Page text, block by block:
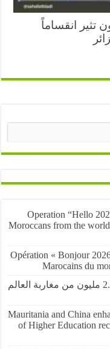
انقساماً
Operation
Moroccans from
Opération «
Marocains
2026”.. دخول أكثر من 2.74 مليون من مغاربة العالم
Mauritania and
of Higher